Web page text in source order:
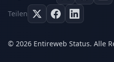
Teilen
© 2026 Entireweb Status. Alle